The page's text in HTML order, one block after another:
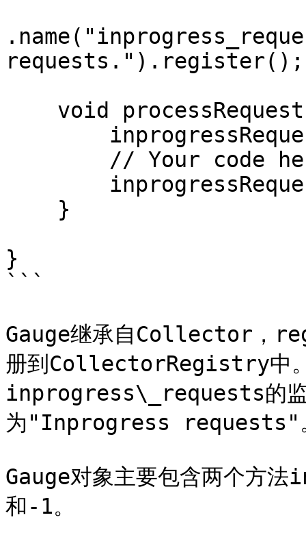
requests.").register();
}
```
Gauge继承自Collector，
册到CollectorRegistry中。
inprogress\_requests的监
为"Inprogress requests"
Gauge对象主要包含两个方
和-1。